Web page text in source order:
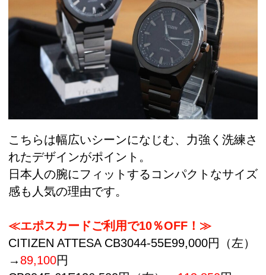
こちらは幅広いシーンになじむ、力強く洗練さ
れたデザインがポイント。
日本人の腕にフィットするコンパクトなサイズ
感も人気の理由です。
≪エポスカードご利用で10％OFF！≫
CITIZEN ATTESA CB3044-55E99,000円（左）
→ 89,100円